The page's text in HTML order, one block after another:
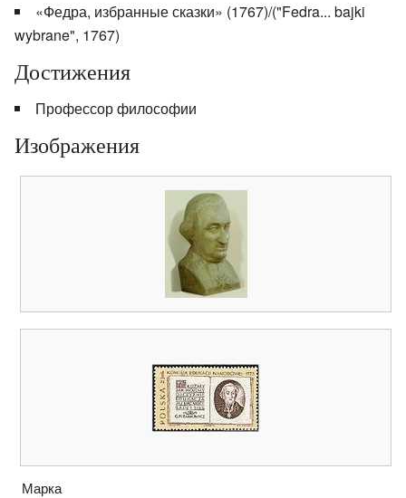
«Федра, избранные сказки» (1767)/("Fedra... bajki
wybrane", 1767)
Достижения
Профессор философии
Изображения
Марка